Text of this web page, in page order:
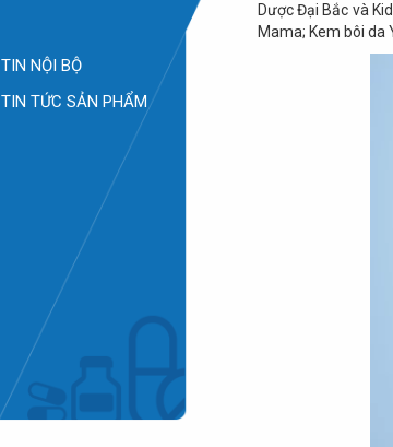
TIN NỘI BỘ
TIN TỨC SẢN PHẨM
Dược Đại Bắc và
Mama; Kem bôi da